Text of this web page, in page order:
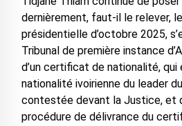
dernièrement, faut-il le relever,
présidentielle d’octobre 2025,
Tribunal de première instance
d’un certificat de nationalité, qui
nationalité ivoirienne du leader
contestée devant la Justice, et
procédure de délivrance du